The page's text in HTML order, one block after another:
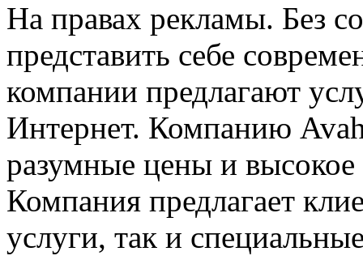
На правах рекламы. Без
представить себе
компании предлагают
Интернет. Компанию
разумные цены и высокое
Компания предлагает
услуги, так и